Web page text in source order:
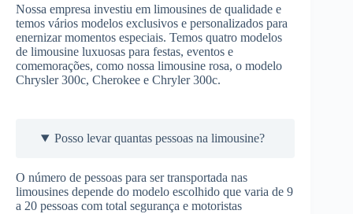
Nossa empresa investiu em limousines de qualidade e
temos vários modelos exclusivos e personalizados para
enernizar momentos especiais. Temos quatro modelos
de limousine luxuosas para festas, eventos e
comemorações, como nossa limousine rosa, o modelo
Chrysler 300c, Cherokee e Chryler 300c.
Posso levar quantas pessoas na limousine?
O número de pessoas para ser transportada nas
limousines depende do modelo escolhido que varia de 9
a 20 pessoas com total segurança e motoristas